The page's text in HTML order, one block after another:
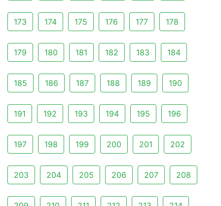
173 174 175 176 177 178
179 180 181 182 183 184
185 186 187 188 189 190
191 192 193 194 195 196
197 198 199 200 201 202
203 204 205 206 207 208